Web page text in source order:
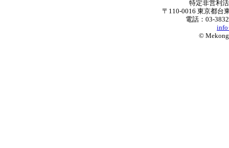
特定非営利
〒110-0016 東京都台
電話：03-
info
© Mekong